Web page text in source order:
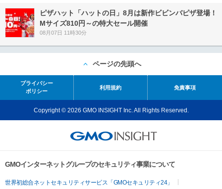
ピザハット「ハットの日」8月は新作ビビンバピザ登場！
Mサイズ810円～の特大セール開催
08月07日 11時30分
ページの先頭へ
プライバシー
ポリシー
利用規約 免責事項
Copyright © 2026 GMO INSIGHT Inc. All Rights Reserved.
GMOインターネットグループのセキュリティ事業について
世界初総合ネットセキュリティサービス「GMOセキュリティ24」